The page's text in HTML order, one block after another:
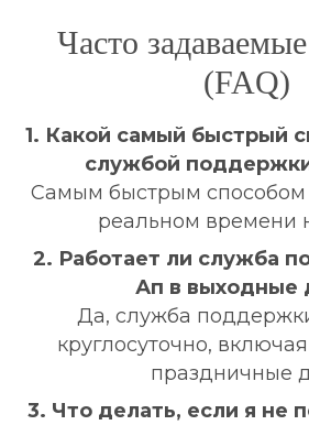
Часто
(FAQ)
1. Какой самый быстрый
службой
Самым быстрым способом
реальном времени
2. Работает ли служба
Ап в выходные
Да, служба
круглосуточно,
праздничные
3. Что делать, если я не